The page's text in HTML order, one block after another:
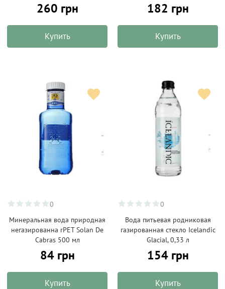
260 грн
Купить
182 грн
Купить
0
Минеральная вода природная
негазированна rPET Solan De
Cabras 500 мл
84 грн
Купить
0
Вода питьевая родниковая
газированная стекло Icelandic
Glacial, 0,33 л
154 грн
Купить